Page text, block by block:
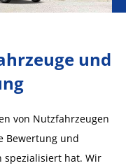
und
von Nutzfahrzeugen
Bewertung und
spezialisiert hat. Wir